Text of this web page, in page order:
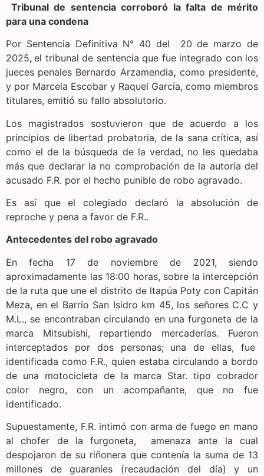
Tribunal de sentencia corroboró la falta de mérito
para una condena
Por Sentencia Definitiva N° 40 del 20 de marzo de
2025,el tribunal de sentencia que fue integrado con los
jueces penales Bernardo Arzamendia, como presidente,
y por Marcela Escobar y Raquel García, como miembros
titulares, emitió su fallo absolutorio.
Los magistrados sostuvieron que de acuerdo a los
principios de libertad probatoria, de la sana crítica, así
como el de la búsqueda de la verdad, no les quedaba
más que declarar la no comprobación de la autoría del
acusado F.R. por el hecho punible de robo agravado.
Es así que el colegiado declaró la absolución de
reproche y pena a favor de F.R..
Antecedentes del robo agravado
En fecha 17 de noviembre de 2021, siendo
aproximadamente las 18:00 horas, sobre la intercepción
de la ruta que une el distrito de ltapúa Poty con Capitán
Meza, en el Barrio San Isidro km 45, los señores C.C y
M.L., se encontraban circulando en una furgoneta de la
marca Mitsubishi, repartiendo mercaderías. Fueron
interceptados por dos personas; una de ellas, fue
identificada como F.R., quien estaba circulando a bordo
de una motocicleta de la marca Star. tipo cobrador
color negro, con un acompañante, que no fue
identificado.
Supuestamente, F.R. intimó con arma de fuego en mano
al chofer de la furgoneta, amenaza ante la cual
despojaron de su riñonera que contenía la suma de 13
millones de guaraníes (recaudación del día) y un